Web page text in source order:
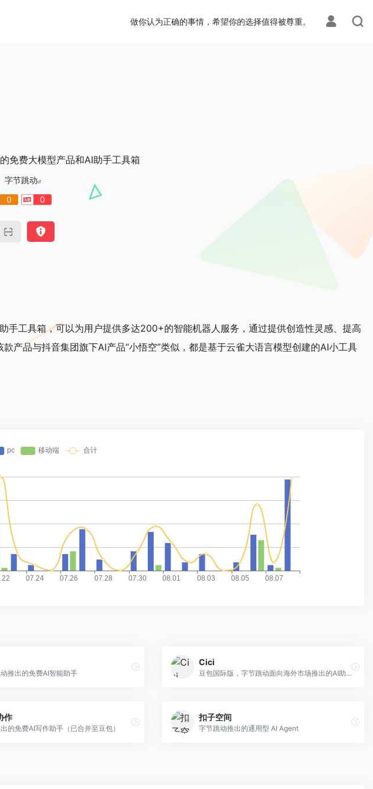
做你认为正确的事情，希望你的选择值得被尊重。
免费大模型产品和AI助手工具箱
字节跳动
0 0
工具箱，可以为用户提供多达200+的智能机器人服务，通过提供创造性灵感、提高
产品与抖音集团旗下AI产品“小悟空”类似，都是基于云雀大语言模型创建的AI小工具
推出的免费AI智能助手
Cici
豆包国际版，字节跳动面向海外市场推出的AI助手
作
的免费AI写作助手（已合并至豆包）
扣子空间
字节跳动推出的通用型 AI Agent